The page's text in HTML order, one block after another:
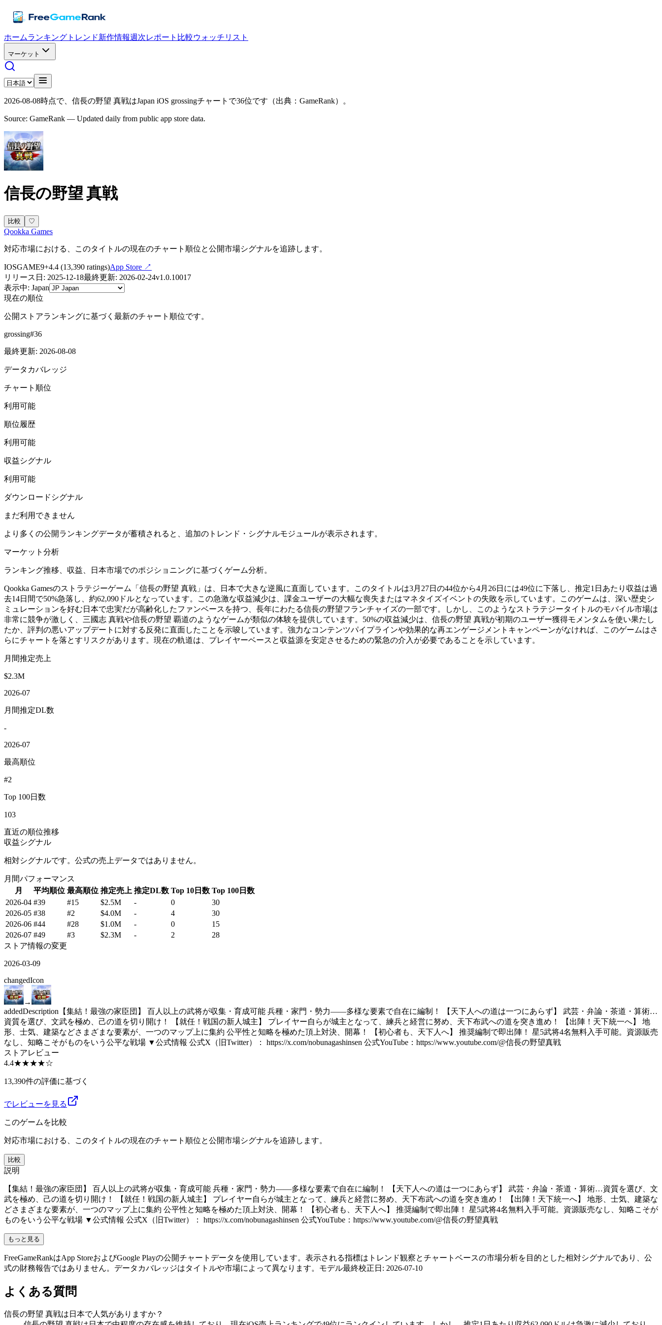
ホームランキング トレンド新作情報週次レポート 比較ウォッチリスト
マーケット
2026-08-08時点で、信長の野望 真戦はJapan iOS grossingチャートで36位です（出典：GameRank）。
Source: GameRank — Updated daily from public app store data.
信長の野望 真戦
比較 ♡
Qookka Games
対応市場における、このタイトルの現在のチャート順位と公開市場シグナルを追跡します。
IOSGAME9+4.4 (13,390 ratings)App Store ↗
リリース日 : 2025-12-18最終更新: 2026-02-24v1.0.10017
表示中: Japan
現在の順位
公開ストアランキングに基づく最新のチャート順位です。
grossing#36
最終更新: 2026-08-08
データカバレッジ
チャート順位
利用可能
順位履歴
利用可能
収益シグナル
利用可能
ダウンロードシグナル
まだ利用できません
より多くの公開ランキングデータが蓄積されると、追加のトレンド・シグナルモジュールが表示されます。
マーケット分析
ランキング推移、収益、日本市場でのポジショニングに基づくゲーム分析。
Qookka Gamesのストラテジーゲーム「信長の野望 真戦」は、日本で大きな逆風に直面しています。このタイトルは3月27日の44位から4月26日には49位に下落し、推定1日あたり収益は過
去14日間で50%急落し、約62,090ドルとなっています。この急激な収益減少は、課金ユーザーの大幅な喪失またはマネタイズイベントの失敗を示しています。このゲームは、深い歴史シ
ミュレーションを好む日本で忠実だが高齢化したファンベースを持つ、長年にわたる信長の野望フランチャイズの一部です。しかし、このようなストラテジータイトルのモバイル市場は
非常に競争が激しく、三國志 真戦や信長の野望 覇道のようなゲームが類似の体験を提供しています。50%の収益減少は、信長の野望 真戦が初期のユーザー獲得モメンタムを使い果たし
たか、評判の悪いアップデートに対する反発に直面したことを示唆しています。強力なコンテンツパイプラインや効果的な再エンゲージメントキャンペーンがなければ、このゲームはさ
らにチャートを落とすリスクがあります。現在の軌道は、プレイヤーベースと収益源を安定させるための緊急の介入が必要であることを示しています。
月間推定売上
$2.3M
2026-07
月間推定DL数
-
2026-07
最高順位
#2
Top 100日数
103
直近の順位推移
収益シグナル
相対シグナルです。公式の売上データではありません。
月間パフォーマンス
月
平均順位 最高順位 推定売上 推定DL数 Top 10日数 Top 100日数
2026-04 #39 #15 $2.5M - 0
30
2026-05 #38 #2 $4.0M - 4
30
2026-06 #44 #28 $1.0M - 0
15
2026-07 #49 #3 $2.3M - 2
28
ストア情報の変更
2026-03-09
changedIcon
→
addedDescription 【集結！最強の家臣団】 百人以上の武将が収集・育成可能 兵種・家門・勢力――多様な要素で自在に編制！ 【天下人への道は一つにあらず】 武芸・弁論・茶道・算術…
資質を選び、文武を極め、己の道を切り開け！ 【就任！戦国の新人城主】 プレイヤー自らが城主となって、練兵と経営に努め、天下布武への道を突き進め！ 【出陣！天下統一へ】 地
形、士気、建築などさまざまな要素が、一つのマップ上に集約 公平性と知略を極めた頂上対決、開幕！ 【初心者も、天下人へ】 推奨編制で即出陣！ 星5武将4名無料入手可能。資源販売
なし、知略こそがものをいう公平な戦場 ▼公式情報 公式X（旧Twitter）： https://x.com/nobunagashinsen 公式YouTube：https://www.youtube.com/@信長の野望真戦
ストアレビュー
4.4★★★★☆
13,390件の評価に基づく
でレビューを見る
このゲームを比較
対応市場における、このタイトルの現在のチャート順位と公開市場シグナルを追跡します。
比較
説明
【集結！最強の家臣団】 百人以上の武将が収集・育成可能 兵種・家門・勢力――多様な要素で自在に編制！ 【天下人への道は一つにあらず】 武芸・弁論・茶道・算術…資質を選び、文
武を極め、己の道を切り開け！ 【就任！戦国の新人城主】 プレイヤー自らが城主となって、練兵と経営に努め、天下布武への道を突き進め！ 【出陣！天下統一へ】 地形、士気、建築な
どさまざまな要素が、一つのマップ上に集約 公平性と知略を極めた頂上対決、開幕！ 【初心者も、天下人へ】 推奨編制で即出陣！ 星5武将4名無料入手可能。資源販売なし、知略こそが
ものをいう公平な戦場 ▼公式情報 公式X（旧Twitter）： https://x.com/nobunagashinsen 公式YouTube：https://www.youtube.com/@信長の野望真戦
もっと見る
FreeGameRankはApp StoreおよびGoogle Playの公開チャートデータを使用しています。表示される指標はトレンド観察とチャートベースの市場分析を目的とした相対シグナルであり、公
式の財務報告ではありません。データカバレッジはタイトルや市場によって異なります。 モデル最終校正日 : 2026-07-10
よくある質問
信長の野望 真戦は日本で人気がありますか？